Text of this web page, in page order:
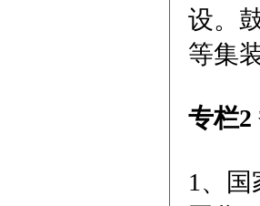
设。
等集
专栏2
1、